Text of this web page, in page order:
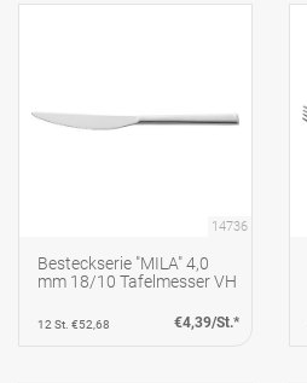
14736
Besteckserie "MILA" 4,0
mm 18/10 Tafelmesser VH
12 St. €52,68 €4,39/St.*